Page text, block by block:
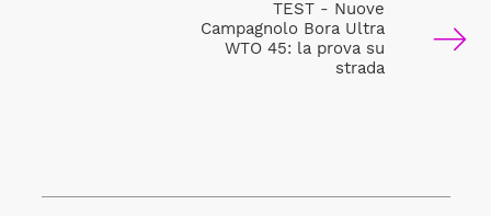
TEST - Nuove
Campagnolo Bora Ultra
WTO 45: la prova su
strada